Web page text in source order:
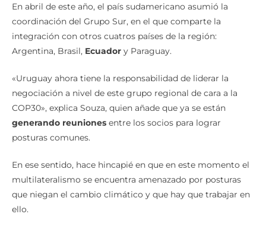
En abril de este año, el país sudamericano asumió la
coordinación del Grupo Sur, en el que comparte la
integración con otros cuatros países de la región:
Argentina, Brasil, Ecuador y Paraguay.
«Uruguay ahora tiene la responsabilidad de liderar la
negociación a nivel de este grupo regional de cara a la
COP30», explica Souza, quien añade que ya se están
generando reuniones entre los socios para lograr
posturas comunes.
En ese sentido, hace hincapié en que en este momento el
multilateralismo se encuentra amenazado por posturas
que niegan el cambio climático y que hay que trabajar en
ello.